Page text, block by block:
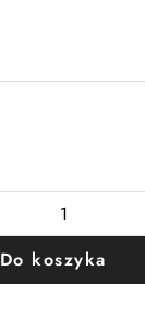
Do koszyka